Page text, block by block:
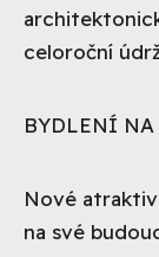
celoroční
BYDLENÍ NA
Nové
na své